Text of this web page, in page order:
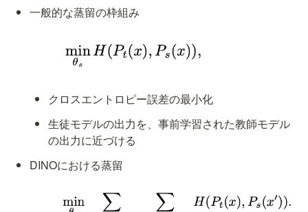
一般的な蒸留の枠組み
クロスエントロピー誤差の最小化
生徒モデルの出力を、事前学習された教師モデル
の出力に近づける
DINOにおける蒸留